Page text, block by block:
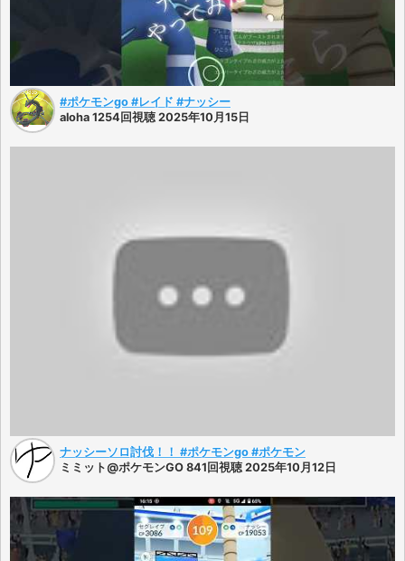
#ポケモンgo #レイド #ナッシー
aloha 1254回視聴 2025年10月15日
ナッシーソロ討伐！！ #ポケモンgo #ポケモン
ミミット@ポケモンGO 841回視聴 2025年10月12日